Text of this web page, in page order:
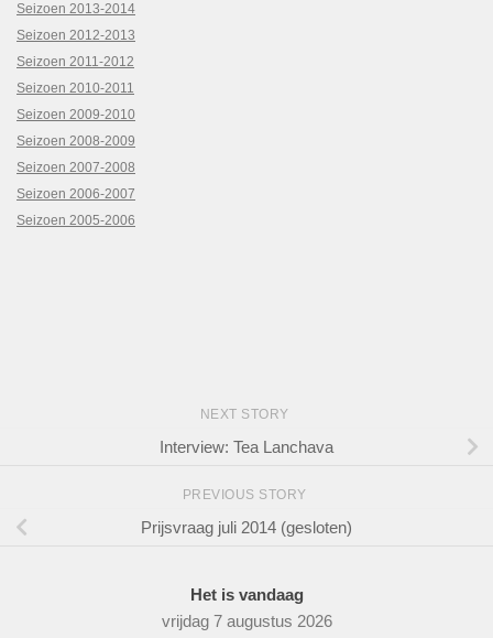
Seizoen 2013-2014
Seizoen 2012-2013
Seizoen 2011-2012
Seizoen 2010-2011
Seizoen 2009-2010
Seizoen 2008-2009
Seizoen 2007-2008
Seizoen 2006-2007
Seizoen 2005-2006
NEXT STORY
Interview: Tea Lanchava
PREVIOUS STORY
Prijsvraag juli 2014 (gesloten)
Het is vandaag
vrijdag 7 augustus 2026